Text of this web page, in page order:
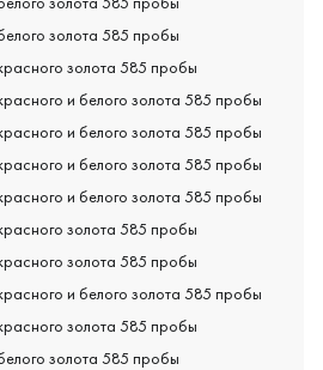
золота 585 пробы
золота 585 пробы
и белого золота 585 пробы
и белого золота 585 пробы
и белого золота 585 пробы
и белого золота 585 пробы
золота 585 пробы
золота 585 пробы
и белого золота 585 пробы
золота 585 пробы
золота 585 пробы